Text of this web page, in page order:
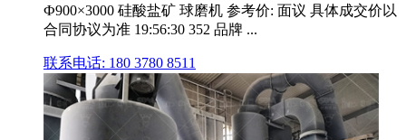
Ф900×3000 硅酸盐矿 球磨机 参考价: 面议 具体成交价以
合同协议为准 19:56:30 352 品牌 ...
联系电话: 180 3780 8511